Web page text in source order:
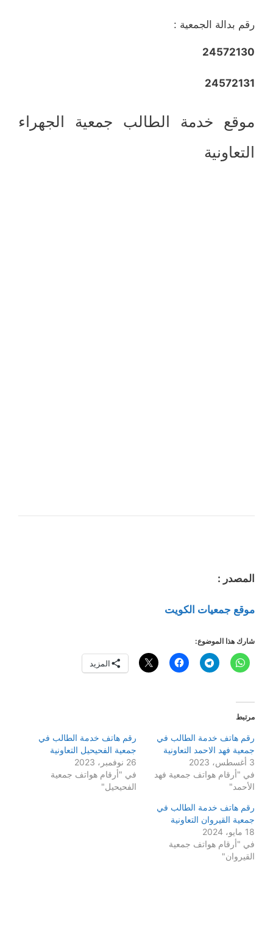
رقم بدالة الجمعية :
24572130
24572131
موقع خدمة الطالب جمعية الجهراء
التعاونية
المصدر :
موقع جمعيات الكويت
شارك هذا الموضوع:
المزيد
مرتبط
رقم هاتف خدمة الطالب في
جمعية فهد الاحمد التعاونية
3 أغسطس، 2023
في "أرقام هواتف جمعية فهد
الأحمد"
رقم هاتف خدمة الطالب في
جمعية الفحيحيل التعاونية
26 نوفمبر، 2023
في "أرقام هواتف جمعية
الفحيحيل"
رقم هاتف خدمة الطالب في
جمعية القيروان التعاونية
18 مايو، 2024
في "أرقام هواتف جمعية
القيروان"